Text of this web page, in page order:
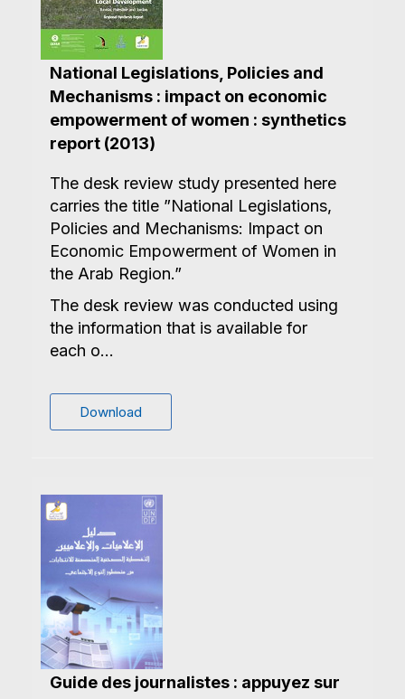
National Legislations, Policies and
Mechanisms : impact on economic
empowerment of women : synthetics
report (2013)
The desk review study presented here
carries the title ”National Legislations,
Policies and Mechanisms: Impact on
Economic Empowerment of Women in
the Arab Region.”
The desk review was conducted using
the information that is available for
each o...
Download
Guide des journalistes : appuyez sur